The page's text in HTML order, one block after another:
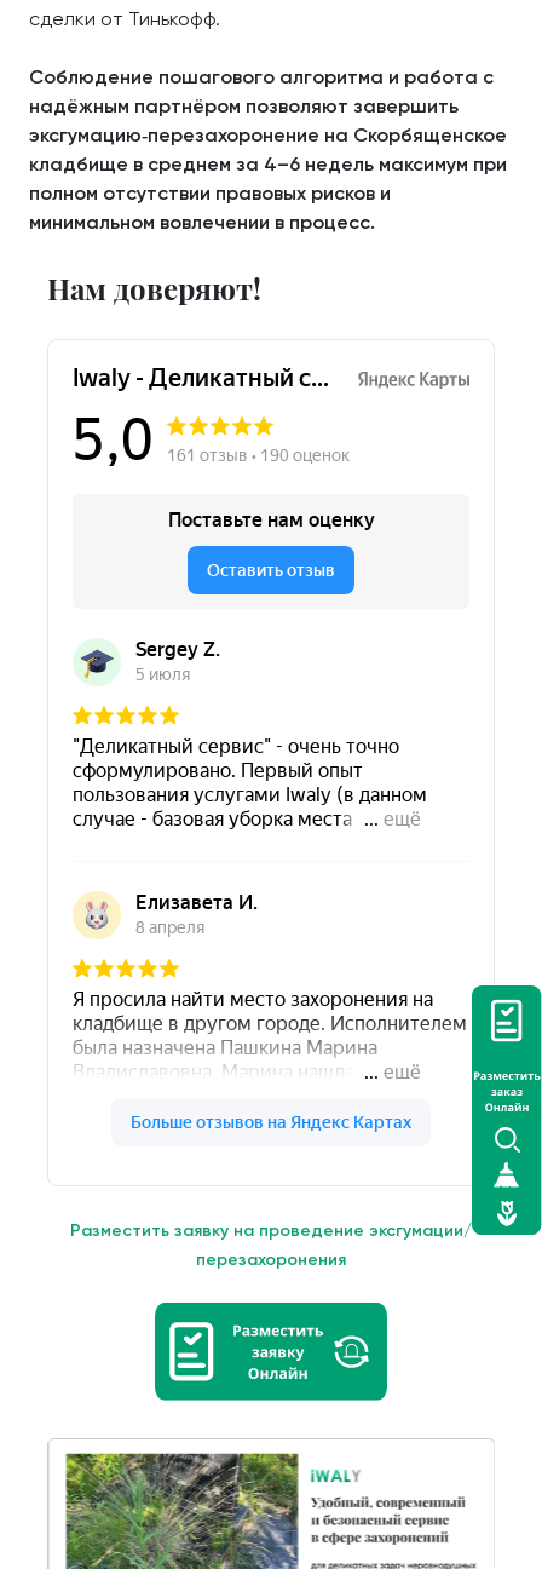
сделки от Тинькофф.
Соблюдение пошагового алгоритма и работа с
надёжным партнёром позволяют завершить
эксгумацию‑перезахоронение на Скорбященское
кладбище в среднем за 4–6 недель максимум при
полном отсутствии правовых рисков и
минимальном вовлечении в процесс.
Нам доверяют!
Разместить заявку на проведение эксгумации/
перезахоронения